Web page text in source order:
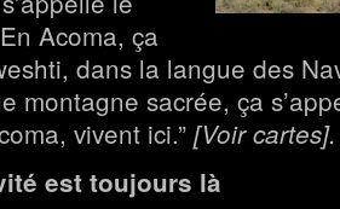
Acoma, ça
dans la langue des
montagne sacrée, ça
vivent ici.” [Voir cartes].
est toujours là